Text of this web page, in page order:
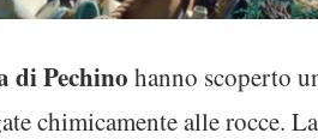
di Pechino hanno scoperto
chimicamente alle rocce.